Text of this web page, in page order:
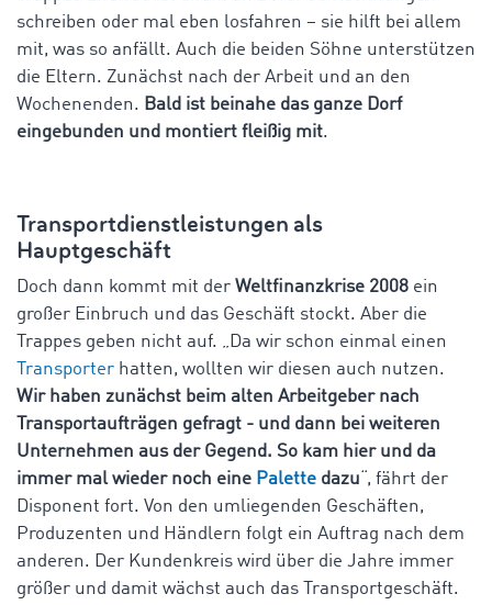
schreiben oder mal eben losfahren – sie hilft bei allem
mit, was so anfällt. Auch die beiden Söhne unterstützen
die Eltern. Zunächst nach der Arbeit und an den
Wochenenden. Bald ist beinahe das ganze Dorf
eingebunden und montiert fleißig mit.
Transportdienstleistungen als
Hauptgeschäft
Doch dann kommt mit der Weltfinanzkrise 2008 ein
großer Einbruch und das Geschäft stockt. Aber die
Trappes geben nicht auf. „Da wir schon einmal einen
Transporter hatten, wollten wir diesen auch nutzen.
Wir haben zunächst beim alten Arbeitgeber nach
Transportaufträgen gefragt - und dann bei weiteren
Unternehmen aus der Gegend. So kam hier und da
immer mal wieder noch eine Palette dazu “, fährt der
Disponent fort. Von den umliegenden Geschäften,
Produzenten und Händlern folgt ein Auftrag nach dem
anderen. Der Kundenkreis wird über die Jahre immer
größer und damit wächst auch das Transportgeschäft.